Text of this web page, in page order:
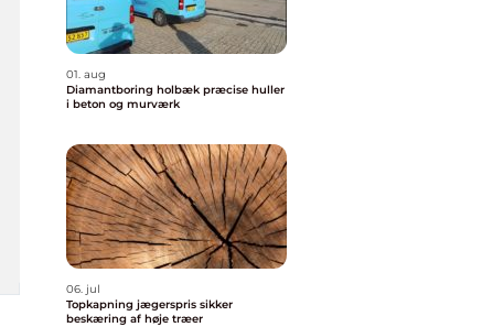
01. aug
Diamantboring holbæk præcise huller
i beton og murværk
06. jul
Topkapning jægerspris sikker
beskæring af høje træer